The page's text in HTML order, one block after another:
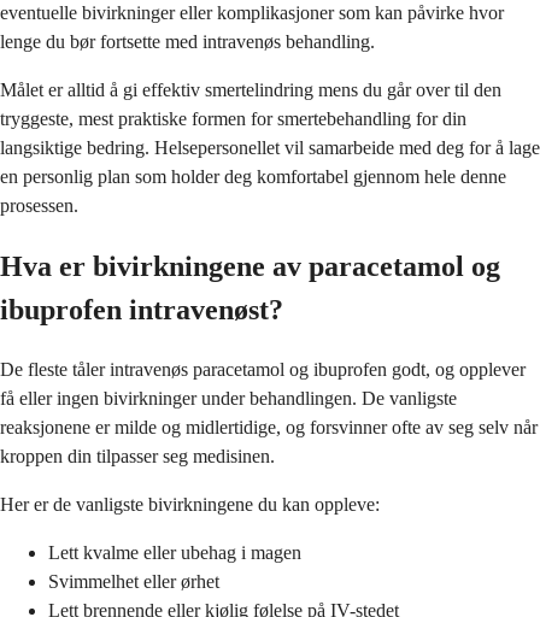
eventuelle bivirkninger eller komplikasjoner som kan påvirke hvor
lenge du bør fortsette med intravenøs behandling.
Målet er alltid å gi effektiv smertelindring mens du går over til den
tryggeste, mest praktiske formen for smertebehandling for din
langsiktige bedring. Helsepersonellet vil samarbeide med deg for å lage
en personlig plan som holder deg komfortabel gjennom hele denne
prosessen.
Hva er bivirkningene av paracetamol og
ibuprofen intravenøst?
De fleste tåler intravenøs paracetamol og ibuprofen godt, og opplever
få eller ingen bivirkninger under behandlingen. De vanligste
reaksjonene er milde og midlertidige, og forsvinner ofte av seg selv når
kroppen din tilpasser seg medisinen.
Her er de vanligste bivirkningene du kan oppleve:
Lett kvalme eller ubehag i magen
Svimmelhet eller ørhet
Lett brennende eller kjølig følelse på IV-stedet